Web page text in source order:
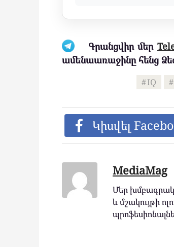
Գրանցվիր մեր
ամենաառաջինը հենց
IQ
Կիսվել
MediaMag
Մեր
և մշակույթի